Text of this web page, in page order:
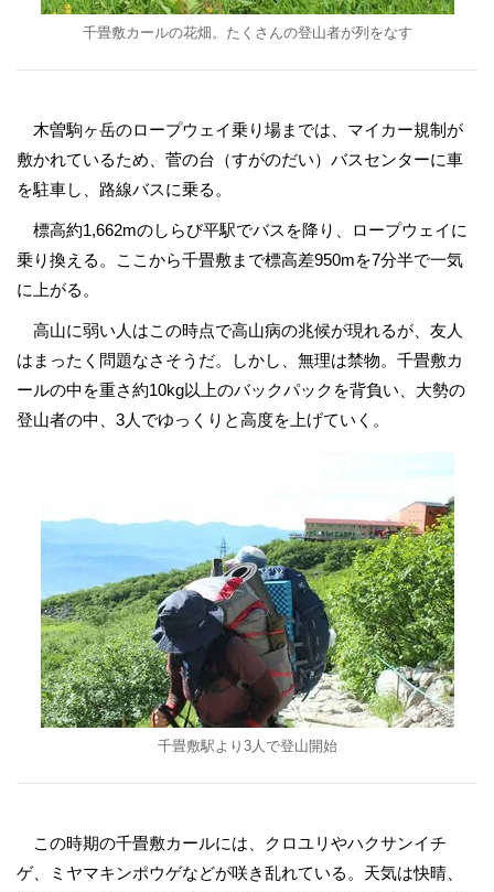
千畳敷カールの花畑。たくさんの登山者が列をなす
木曽駒ヶ岳のロープウェイ乗り場までは、マイカー規制が
敷かれているため、菅の台（すがのだい）バスセンターに車
を駐車し、路線バスに乗る。
標高約1,662mのしらび平駅でバスを降り、ロープウェイに
乗り換える。ここから千畳敷まで標高差950mを7分半で一気
に上がる。
高山に弱い人はこの時点で高山病の兆候が現れるが、友人
はまったく問題なさそうだ。しかし、無理は禁物。千畳敷カ
ールの中を重さ約10kg以上のバックパックを背負い、大勢の
登山者の中、3人でゆっくりと高度を上げていく。
千畳敷駅より3人で登山開始
この時期の千畳敷カールには、クロユリやハクサンイチ
ゲ、ミヤマキンポウゲなどが咲き乱れている。天気は快晴、